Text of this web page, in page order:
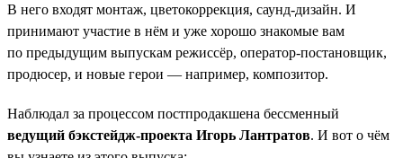
В него входят монтаж, цветокоррекция, саунд-дизайн. И
принимают участие в нём и уже хорошо знакомые вам
по предыдущим выпускам режиссёр, оператор-постановщик,
продюсер, и новые герои — например, композитор.
Наблюдал за процессом постпродакшена бессменный
ведущий бэкстейдж-проекта Игорь Лантратов. И вот о чём